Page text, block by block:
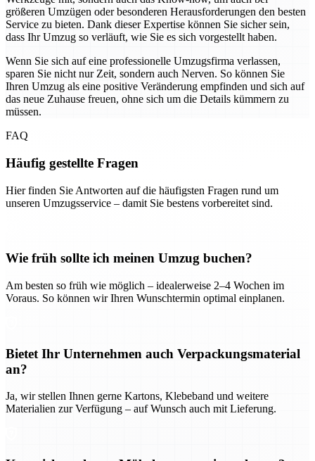
größeren Umzügen oder besonderen Herausforderungen den besten
Service zu bieten. Dank dieser Expertise können Sie sicher sein,
dass Ihr Umzug so verläuft, wie Sie es sich vorgestellt haben.
Wenn Sie sich auf eine professionelle Umzugsfirma verlassen,
sparen Sie nicht nur Zeit, sondern auch Nerven. So können Sie
Ihren Umzug als eine positive Veränderung empfinden und sich auf
das neue Zuhause freuen, ohne sich um die Details kümmern zu
müssen.
FAQ
Häufig gestellte Fragen
Hier finden Sie Antworten auf die häufigsten Fragen rund um
unseren Umzugsservice – damit Sie bestens vorbereitet sind.
Wie früh sollte ich meinen Umzug buchen?
Am besten so früh wie möglich – idealerweise 2–4 Wochen im
Voraus. So können wir Ihren Wunschtermin optimal einplanen.
Bietet Ihr Unternehmen auch Verpackungsmaterial
an?
Ja, wir stellen Ihnen gerne Kartons, Klebeband und weitere
Materialien zur Verfügung – auf Wunsch auch mit Lieferung.